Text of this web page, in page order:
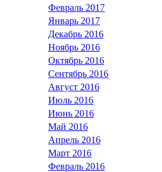
Февраль 2017
Январь 2017
Декабрь 2016
Ноябрь 2016
Октябрь 2016
Сентябрь 2016
Август 2016
Июль 2016
Июнь 2016
Май 2016
Апрель 2016
Март 2016
Февраль 2016